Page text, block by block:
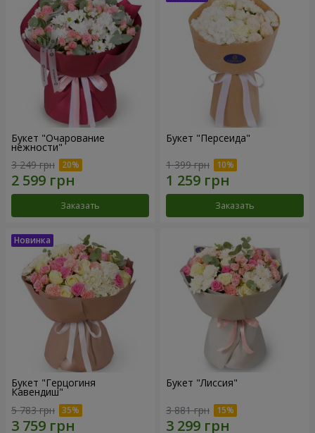
Букет "Очарование
нежности"
3 249 грн
Заказать
Букет "Персеида"
1 399 грн
Заказать
Букет "Герцогиня
Кавендиш"
5 783 грн
Букет "Лиссия"
3 881 грн